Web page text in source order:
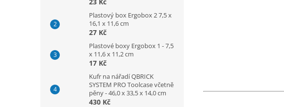
Plastový box Ergobox 2 7,5 x
16,1 x 11,6 cm
27 Kč
Plastové boxy Ergobox 1 - 7,5
x 11,6 x 11,2 cm
17 Kč
Kufr na nářadí QBRICK
SYSTEM PRO Toolcase včetně
pěny - 46,0 x 33,5 x 14,0 cm
430 Kč